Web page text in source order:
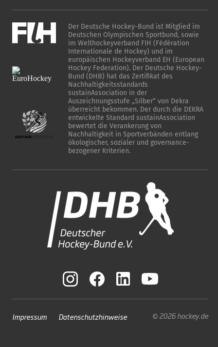
Der Deutsche Hockey-Bund ist Mitglied im
Deutschen Olympischen Sportbund, sowie
im Welthockeyverband FIH (Fédération
Internationale de Hockey) und im
europäischen Hockeyverband EH (European
Hockey Federation). Der Deutsche Hockey-
Bund (DHB) hat das Zertifikat des
Nachhaltigkeitsstandards
sustainAssociation in der
Auszeichnungsstufe „Silber“ von Dekra
überreicht bekommen. Der durch die DEKRA
entwickelte Standard sustainAssociation
bewertet die Verankerung von
Nachhaltigkeit in Sportverbänden entlang
ökologischer, sozialer und governance-
bezogener Kriterien.
Impressum Datenschutzhinweise © 2026 hockey.de